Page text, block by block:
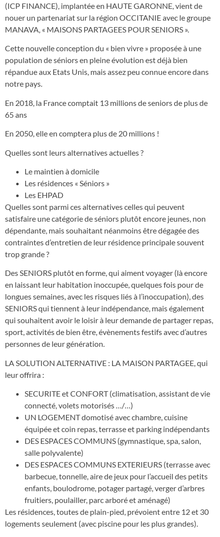
(ICP FINANCE), implantée en HAUTE GARONNE, vient de
nouer un partenariat sur la région OCCITANIE avec le groupe
MANAVA, « MAISONS PARTAGEES POUR SENIORS ».
Cette nouvelle conception du « bien vivre » proposée à une
population de séniors en pleine évolution est déjà bien
répandue aux Etats Unis, mais assez peu connue encore dans
notre pays.
En 2018, la France comptait 13 millions de seniors de plus de
65 ans
En 2050, elle en comptera plus de 20 millions !
Quelles sont leurs alternatives actuelles ?
Le maintien à domicile
Les résidences « Séniors »
Les EHPAD
Quelles sont parmi ces alternatives celles qui peuvent
satisfaire une catégorie de séniors plutôt encore jeunes, non
dépendante, mais souhaitant néanmoins être dégagée des
contraintes d’entretien de leur résidence principale souvent
trop grande ?
Des SENIORS plutôt en forme, qui aiment voyager (là encore
en laissant leur habitation inoccupée, quelques fois pour de
longues semaines, avec les risques liés à l’inoccupation), des
SENIORS qui tiennent à leur indépendance, mais également
qui souhaitent avoir le loisir à leur demande de partager repas,
sport, activités de bien être, évènements festifs avec d’autres
personnes de leur génération.
LA SOLUTION ALTERNATIVE : LA MAISON PARTAGEE, qui
leur offrira :
SECURITE et CONFORT (climatisation, assistant de vie
connecté, volets motorisés …/…)
UN LOGEMENT domotisé avec chambre, cuisine
équipée et coin repas, terrasse et parking indépendants
DES ESPACES COMMUNS (gymnastique, spa, salon,
salle polyvalente)
DES ESPACES COMMUNS EXTERIEURS (terrasse avec
barbecue, tonnelle, aire de jeux pour l’accueil des petits
enfants, boulodrome, potager partagé, verger d’arbres
fruitiers, poulailler, parc arboré et aménagé)
Les résidences, toutes de plain-pied, prévoient entre 12 et 30
logements seulement (avec piscine pour les plus grandes).